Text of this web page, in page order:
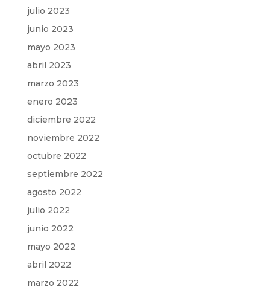
julio 2023
junio 2023
mayo 2023
abril 2023
marzo 2023
enero 2023
diciembre 2022
noviembre 2022
octubre 2022
septiembre 2022
agosto 2022
julio 2022
junio 2022
mayo 2022
abril 2022
marzo 2022